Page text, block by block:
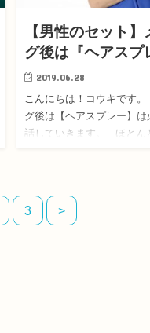
【男性のセット
グ後は『ヘアスプ
2019.06.28
こんにちは！コウキです
グ後は【ヘアスプレー】
話していきます。 ほとん
3 >